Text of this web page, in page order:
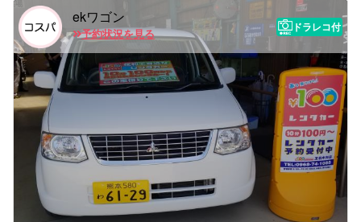
ekワゴン
予約状況を見る
ドラレコ付